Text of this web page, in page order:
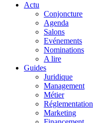
Actu
Conjoncture
Agenda
Salons
Evénements
Nominations
A lire
Guides
Juridique
Management
Métier
Réglementation
Marketing